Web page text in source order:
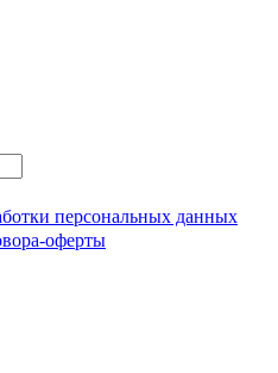
персональных данных
оферты